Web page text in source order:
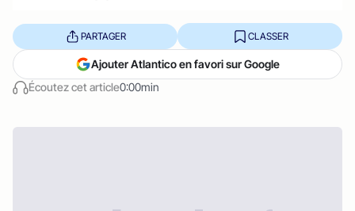
Écoutez cet article0:00min
PARTAGER CLASSER
Ajouter Atlantico en favori sur Google